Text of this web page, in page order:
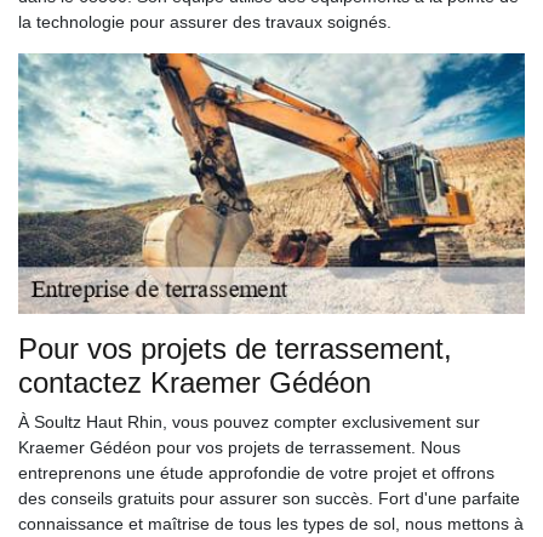
la technologie pour assurer des travaux soignés.
Pour vos projets de terrassement,
contactez Kraemer Gédéon
À Soultz Haut Rhin, vous pouvez compter exclusivement sur
Kraemer Gédéon pour vos projets de terrassement. Nous
entreprenons une étude approfondie de votre projet et offrons
des conseils gratuits pour assurer son succès. Fort d'une parfaite
connaissance et maîtrise de tous les types de sol, nous mettons à